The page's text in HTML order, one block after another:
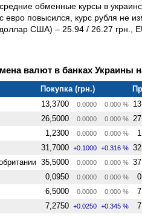
обменные курсы в
евро повысился, курс рубля не
США) – 25.94 / 26.27 грн.,
валют в банках Украины
Покупка (грн.)
13,3700 0.0000 0.000 %
26,5000 0.0000 0.000 %
1,2300 0.0000 0.000 %
31,7000 +0.1000 +0.316 %
35,5000 0.0000 0.000 %
0,0950 0.0000 0.000 %
6,5000 0.0000 0.000 %
7,2750 +0.0250 +0.345 %